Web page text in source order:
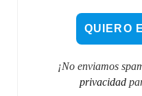
¡No enviamos
privacidad